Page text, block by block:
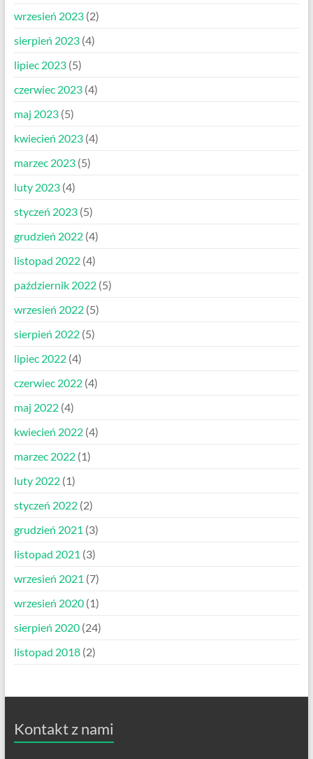
wrzesień 2023(2)
sierpień 2023(4)
lipiec 2023(5)
czerwiec 2023(4)
maj 2023(5)
kwiecień 2023(4)
marzec 2023(5)
luty 2023(4)
styczeń 2023(5)
grudzień 2022(4)
listopad 2022(4)
październik 2022(5)
wrzesień 2022(5)
sierpień 2022(5)
lipiec 2022(4)
czerwiec 2022(4)
maj 2022(4)
kwiecień 2022(4)
marzec 2022(1)
luty 2022(1)
styczeń 2022(2)
grudzień 2021 (3)
listopad 2021 (3)
wrzesień 2021 (7)
wrzesień 2020(1)
sierpień 2020(24)
listopad 2018(2)
Kontakt z nami